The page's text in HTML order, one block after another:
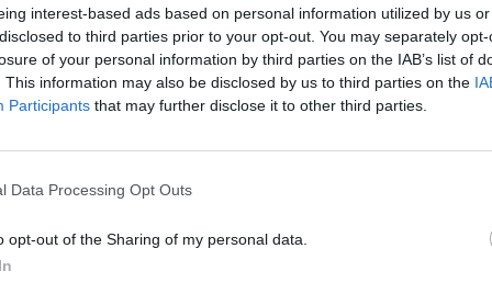
interest-based ads based on personal information utilized by us
to third parties prior to your opt-out. You may separately
of your personal information by third parties on the IAB’s list of
This information may also be disclosed by us to third parties on the
Participants that may further disclose it to other third parties.
Data Processing Opt Outs
opt-out of the Sharing of my personal data.
προτείνουν επαγγελματική
πρότειναν να απευθυνθεί σε επαγγελματίες για
άτομο μοιράστηκε την εμπειρία του:
στην ίδια κατάσταση. Αυτή τη στιγμή
τον δικό μας χώρο – θα πρέπει να ανοίξω